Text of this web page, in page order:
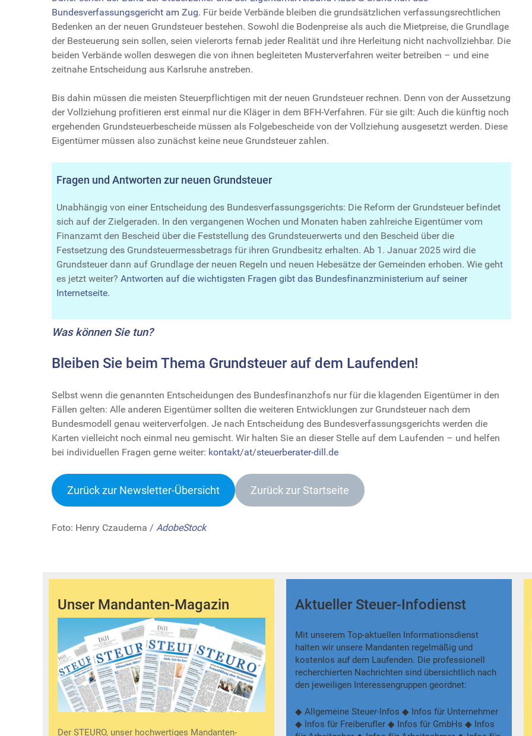
Bundesverfassungsgericht am Zug. Für beide Verbände bleiben die grundsätzlichen verfassungsrechtlichen
Bedenken an der neuen Grundsteuer bestehen. Sowohl die Bodenpreise als auch die Mietpreise, die Grundlage
der Besteuerung sein sollen, seien vielerorts fernab jeder Realität und ihre Herleitung nicht nachvollziehbar. Die
beiden Verbände wollen deswegen die von ihnen begleiteten Musterverfahren weiter betreiben – und eine
zeitnahe Entscheidung aus Karlsruhe anstreben.
Bis dahin müssen die meisten Steuerpflichtigen mit der neuen Grundsteuer rechnen. Denn von der Aussetzung
der Vollziehung profitieren erst einmal nur die Kläger in dem BFH-Verfahren. Für sie gilt: Auch die künftig noch
ergehenden Grundsteuerbescheide müssen als Folgebescheide von der Vollziehung ausgesetzt werden. Diese
Eigentümer müssen also zunächst keine neue Grundsteuer zahlen.
Fragen und Antworten zur neuen Grundsteuer
Unabhängig von einer Entscheidung des Bundesverfassungsgerichts: Die Reform der Grundsteuer befindet
sich auf der Zielgeraden. In den vergangenen Wochen und Monaten haben zahlreiche Eigentümer vom
Finanzamt den Bescheid über die Feststellung des Grundsteuerwerts und den Bescheid über die
Festsetzung des Grundsteuermessbetrags für ihren Grundbesitz erhalten. Ab 1. Januar 2025 wird die
Grundsteuer dann auf Grundlage der neuen Regeln und neuen Hebesätze der Gemeinden erhoben. Wie geht
es jetzt weiter? Antworten auf die wichtigsten Fragen gibt das Bundesfinanzministerium auf seiner
Internetseite.
Was können Sie tun?
Bleiben Sie beim Thema Grundsteuer auf dem Laufenden!
Selbst wenn die genannten Entscheidungen des Bundesfinanzhofs nur für die klagenden Eigentümer in den
Fällen gelten: Alle anderen Eigentümer sollten die weiteren Entwicklungen zur Grundsteuer nach dem
Bundesmodell genau weiterverfolgen. Je nach Entscheidung des Bundesverfassungsgerichts werden die
Karten vielleicht noch einmal neu gemischt. Wir halten Sie an dieser Stelle auf dem Laufenden – und helfen
bei individuellen Fragen gerne weiter: kontakt/at/steuerberater-dill.de
Zurück zur Newsletter-Übersicht Zurück zur Startseite
Foto: Henry Czauderna / AdobeStock
Unser Mandanten-Magazin
Der STEURO, unser hochwertiges Mandanten-
Aktueller Steuer-Infodienst
Mit unserem Top-aktuellen Informationsdienst
halten wir unsere Mandanten regelmäßig und
kostenlos auf dem Laufenden. Die professionell
recherchierten Nachrichten sind übersichtlich nach
den jeweiligen Interessengruppen geordnet:
◆ Allgemeine Steuer-Infos ◆ Infos für Unternehmer
◆ Infos für Freiberufler ◆ Infos für GmbHs ◆ Infos